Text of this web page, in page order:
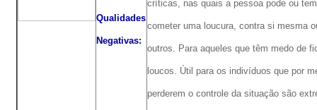
Qualidades
Negativas:
críticas, nas quais a pessoa pode ou
cometer uma loucura, contra si mesma
outros. Para aqueles que têm medo de
loucos. Útil para os indivíduos que por
perderem o controle da situação são